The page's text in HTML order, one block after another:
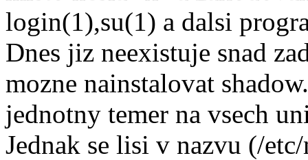
login(1),su(1) a dalsi
Dnes jiz neexistuje snad
mozne nainstalovat
jednotny temer na vsech
Jednak se lisi v nazvu (/